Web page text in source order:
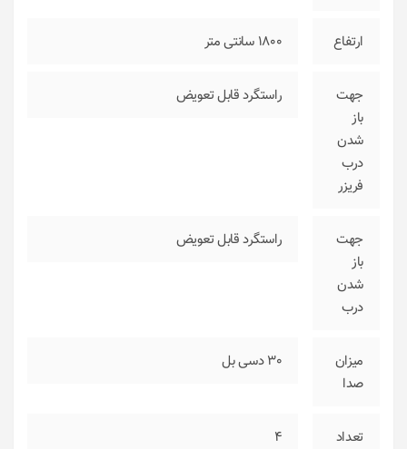
ارتفاع 1800 سانتی متر
جهت
باز
شدن
درب
فریزر
راستگرد قابل تعویض
جهت
باز
شدن
درب
راستگرد قابل تعویض
میزان
صدا
30 دسی بل
تعداد
4